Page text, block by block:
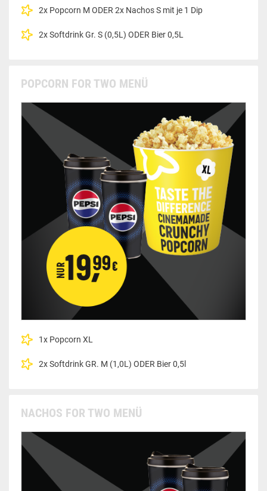
2x Popcorn M ODER 2x Nachos S mit je 1 Dip
2x Softdrink Gr. S (0,5L) ODER Bier 0,5L
POPCORN FOR TWO MENÜ
1x Popcorn XL
2x Softdrink GR. M (1,0L) ODER Bier 0,5l
NACHOS FOR TWO MENÜ